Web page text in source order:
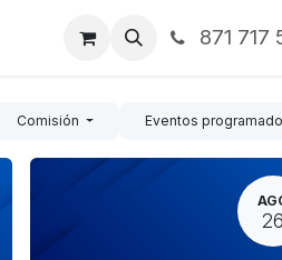
Noticias Contáctenos871 717
Comisión Eventos
26